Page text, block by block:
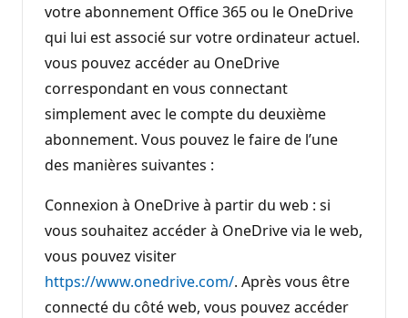
votre abonnement Office 365 ou le OneDrive
qui lui est associé sur votre ordinateur actuel.
vous pouvez accéder au OneDrive
correspondant en vous connectant
simplement avec le compte du deuxième
abonnement. Vous pouvez le faire de l’une
des manières suivantes :
Connexion à OneDrive à partir du web : si
vous souhaitez accéder à OneDrive via le web,
vous pouvez visiter
https://www.onedrive.com/. Après vous être
connecté du côté web, vous pouvez accéder